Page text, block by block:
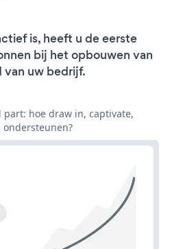
is, heeft u de eerste
bij het opbouwen van
van uw bedrijf.
hoe draw in, captivate,
ondersteunen?